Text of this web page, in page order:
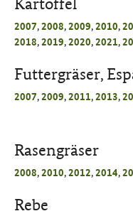
2007,2008,2009,2010,
2018,2019,2020,2021,
Futtergräser,
2007,2009,2011,2013,
Rasengräser
2008,2010,2012,2014,
Rebe